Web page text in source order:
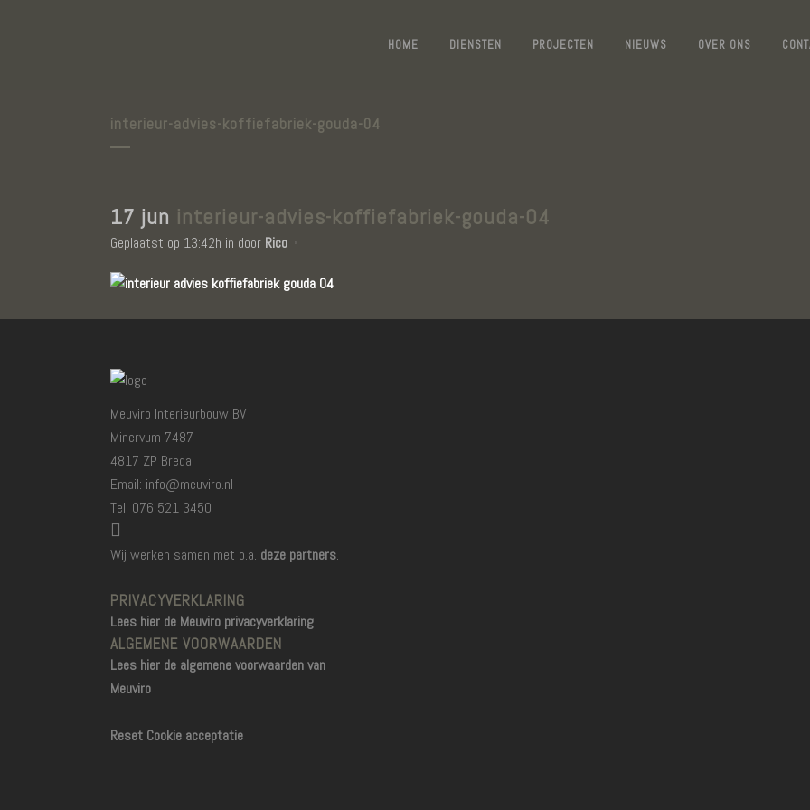
HOME DIENSTEN PROJECTEN NIEUWS OVER ONS
interieur-advies-koffiefabriek-gouda-04
17 jun interieur-advies-koffiefabriek-gouda-04
Geplaatst op 13:42h in door Rico
Meuviro Interieurbouw BV
Minervum 7487
4817 ZP Breda
Email: info@meuviro.nl
Tel: 076 521 3450
Wij werken samen met o.a. deze partners.
PRIVACYVERKLARING
Lees hier de Meuviro privacyverklaring
ALGEMENE VOORWAARDEN
Lees hier de algemene voorwaarden van
Meuviro
Reset Cookie acceptatie